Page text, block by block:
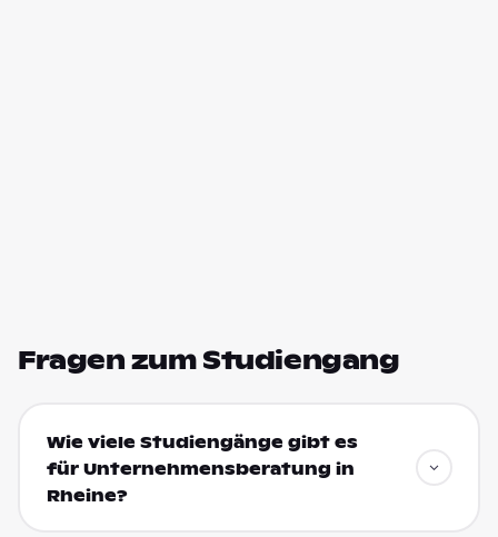
Fragen zum Studiengang
Wie viele Studiengänge gibt es
für Unternehmensberatung in
Rheine?